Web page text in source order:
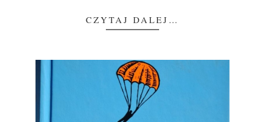
CZYTAJ DALEJ…